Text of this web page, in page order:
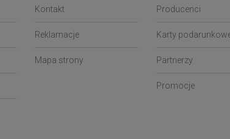
Kontakt
Reklamacje
Mapa strony
Producenci
Karty
Partnerzy
Promocje